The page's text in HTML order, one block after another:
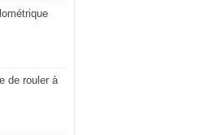
de rouler à